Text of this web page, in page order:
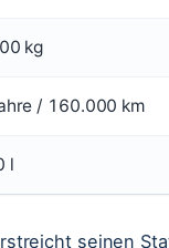
kg
/ 160.000 km
l
seinen